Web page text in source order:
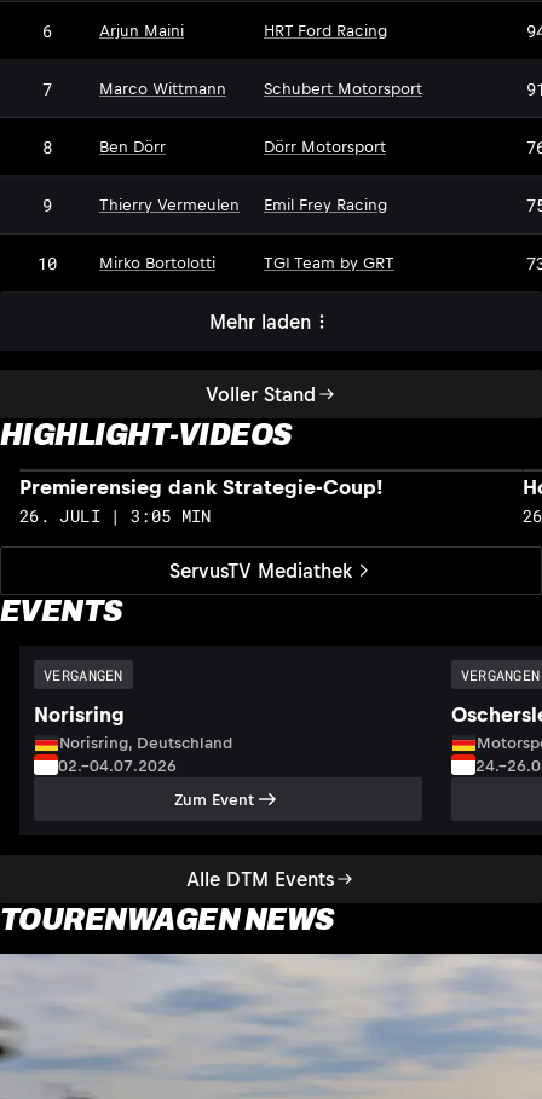
Voller Stand
6 Arjun Maini HRT Ford Racing
7 Marco Wittmann Schubert Motorsport
8 Ben Dörr DM
Dörr Motorsport
9 Thierry Vermeulen Emil Frey Racing
10 Mirko Bortolotti TGI Team by GRT
Mehr laden
HIGHLIGHT-VIDEOS
ServusTV Mediathek
Premierensieg dank Strategie-Coup!
26. JULI | 3:05 MIN
EVENTS
Alle DTM Events
VERGANGEN
Norisring
Norisring, Deutschland
02.–04.07.2026
Zum Event
VERGANGEN
TOURENWAGEN NEWS